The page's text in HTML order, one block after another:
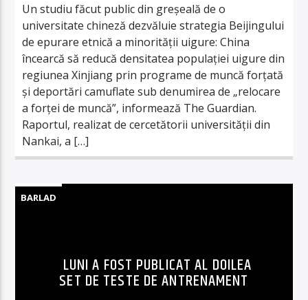
Un studiu făcut public din greșeală de o
universitate chineză dezvăluie strategia Beijingului
de epurare etnică a minorității uigure: China
încearcă să reducă densitatea populației uigure din
regiunea Xinjiang prin programe de muncă forțată
și deportări camuflate sub denumirea de „relocare
a forței de muncă”, informează The Guardian.
Raportul, realizat de cercetătorii universității din
Nankai, a […]
BARLAD
LUNI A FOST PUBLICAT AL DOILEA
SET DE TESTE DE ANTRENAMENT